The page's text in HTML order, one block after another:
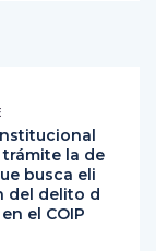
la de
busca eli
del delito d
el COIP